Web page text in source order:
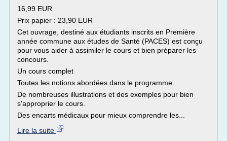
16,99 EUR
Prix papier : 23,90 EUR
Cet ouvrage, destiné aux étudiants inscrits en Première
année commune aux études de Santé (PACES) est conçu
pour vous aider à assimiler le cours et bien préparer les
concours.
Un cours complet
Toutes les notions abordées dans le programme.
De nombreuses illustrations et des exemples pour bien
s'approprier le cours.
Des encarts médicaux pour mieux comprendre les...
Lire la suite